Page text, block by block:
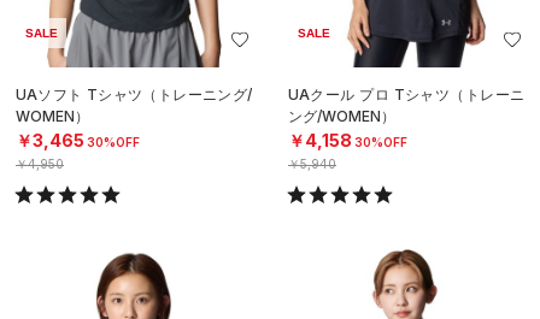
SALE
UAソフト Tシャツ（トレーニング/
WOMEN）
￥3,465 30%OFF
￥4,950
SALE
UAクール プロ Tシャツ（トレーニ
ング/WOMEN）
￥4,158 30%OFF
￥5,940